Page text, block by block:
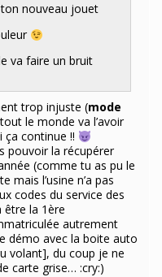
ton nouveau jouet
va faire un bruit
trop injuste (mode
le monde va l’avoir
ça continue !!
pouvoir la récupérer
(comme tu as pu le
mais l’usine n’a pas
codes du service des
être la 1ère
autrement
démo avec la boite auto
volant], du coup je ne
carte grise… :cry:)